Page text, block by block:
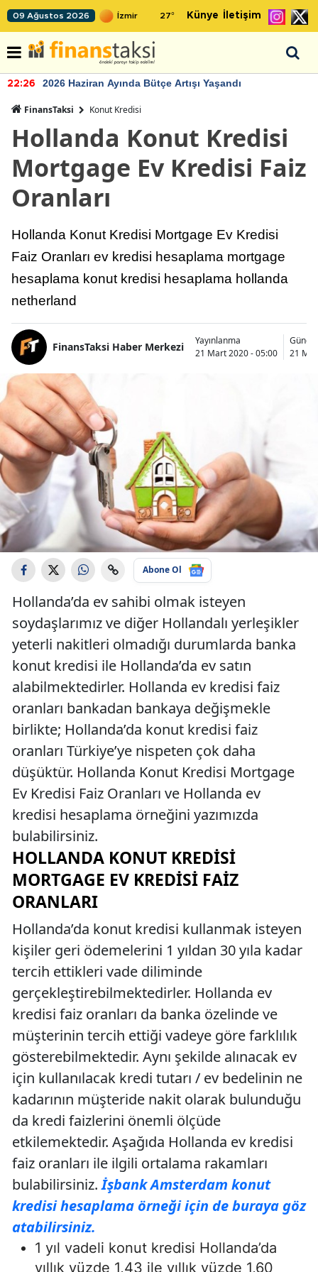
09 Ağustos 2026 27° Künye İletişim
22:26 2026 Haziran Ayında Bütçe Artışı Yaşandı
FinansTaksi Konut Kredisi
Hollanda Konut Kredisi
Mortgage Ev Kredisi Faiz
Oranları
Hollanda Konut Kredisi Mortgage Ev Kredisi
Faiz Oranları ev kredisi hesaplama mortgage
hesaplama konut kredisi hesaplama hollanda
netherland
FinansTaksi Haber Merkezi
Yayınlanma
21 Mart 2020 - 05:00
21
Abone Ol
Hollanda’da ev sahibi olmak isteyen
soydaşlarımız ve diğer Hollandalı yerleşikler
yeterli nakitleri olmadığı durumlarda banka
konut kredisi ile Hollanda’da ev satın
alabilmektedirler. Hollanda ev kredisi faiz
oranları bankadan bankaya değişmekle
birlikte; Hollanda’da konut kredisi faiz
oranları Türkiye’ye nispeten çok daha
düşüktür. Hollanda Konut Kredisi Mortgage
Ev Kredisi Faiz Oranları ve Hollanda ev
kredisi hesaplama örneğini yazımızda
bulabilirsiniz.
HOLLANDA KONUT KREDISI
MORTGAGE EV KREDISI FAIZ
ORANLARI
Hollanda’da konut kredisi kullanmak isteyen
kişiler geri ödemelerini 1 yıldan 30 yıla kadar
tercih ettikleri vade diliminde
gerçekleştirebilmektedirler. Hollanda ev
kredisi faiz oranları da banka özelinde ve
müşterinin tercih ettiği vadeye göre farklılık
gösterebilmektedir. Aynı şekilde alınacak ev
için kullanılacak kredi tutarı / ev bedelinin ne
kadarının müşteride nakit olarak bulunduğu
da kredi faizlerini önemli ölçüde
etkilemektedir. Aşağıda Hollanda ev kredisi
faiz oranları ile ilgili ortalama rakamları
bulabilirsiniz.İşbank Amsterdam konut
kredisi hesaplama örneği için de buraya göz
atabilirsiniz.
1 yıl vadeli konut kredisi Hollanda’da
yıllık yüzde 1,43 ile yıllık yüzde 1,60